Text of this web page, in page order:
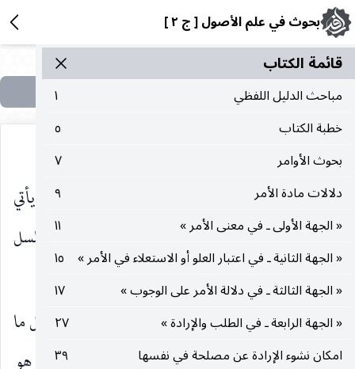
بحوث في علم الأصول [ ج ٢ ]
قائمة الکتاب
مباحث الدليل اللفظي
١
خطبة الكتاب
٥
بحوث الأوامر
٧
دلالات مادة الأمر
٩
« الجهة الأولى ـ في معنى الأمر »
١١
« الجهة الثانية ـ في اعتبار العلو أو الاستعلاء في الأمر » ١٥
« الجهة الثالثة ـ في دلالة الأمر على الوجوب »
١٧
« الجهة الرابعة ـ في الطلب والإرادة »
٢٧
امكان نشوء الإرادة عن مصلحة في نفسها
٣٩
للواجب ، وهذا امر واحد لا يتعدد على ما سوف يأتي
توضيحه. وهذا الجواب يرد التقريب الأول للتسلسل
أيضا.
وثانيا ـ لو سلمنا ان الوجوب الغيري يترشح على كل ما